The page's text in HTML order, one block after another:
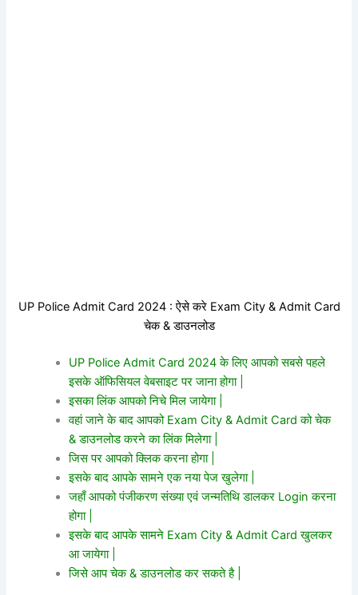
UP Police Admit Card 2024 : ऐसे करे Exam City & Admit Card
चेक & डाउनलोड
UP Police Admit Card 2024 के लिए आपको सबसे पहले
इसके ऑफिसियल वेबसाइट पर जाना होगा |
इसका लिंक आपको निचे मिल जायेगा |
वहां जाने के बाद आपको Exam City & Admit Card को चेक
& डाउनलोड करने का लिंक मिलेगा |
जिस पर आपको क्लिक करना होगा |
इसके बाद आपके सामने एक नया पेज खुलेगा |
जहाँ आपको पंजीकरण संख्या एवं जन्मतिथि डालकर Login करना
होगा |
इसके बाद आपके सामने Exam City & Admit Card खुलकर
आ जायेगा |
जिसे आप चेक & डाउनलोड कर सकते है |